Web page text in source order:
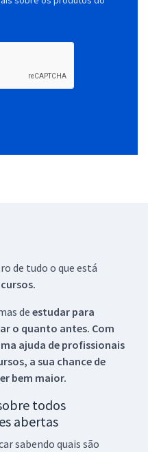
de tudo o que está
de estudar para
o quanto antes. Com
ajuda de profissionais
a sua chance de
bem maior.
todos
abertas
sabendo quais são